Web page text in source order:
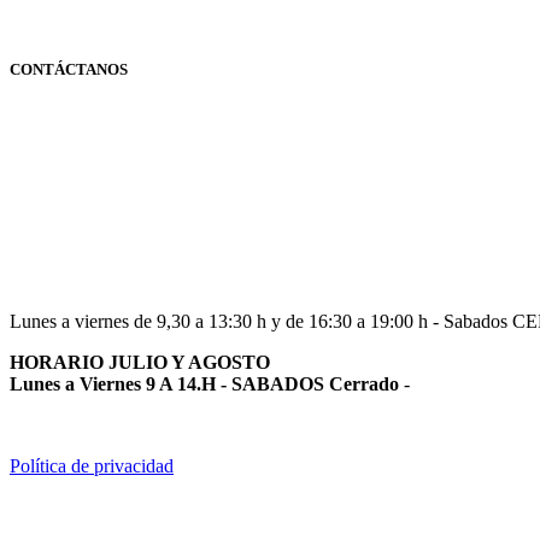
CONTÁCTANOS
Lunes a viernes de 9,30 a 13:30 h y de 16:30 a 19:00 h - Sabados
HORARIO JULIO Y AGOSTO
Lunes a Viernes 9 A 14.H - SABADOS Cerrado -
Política de privacidad